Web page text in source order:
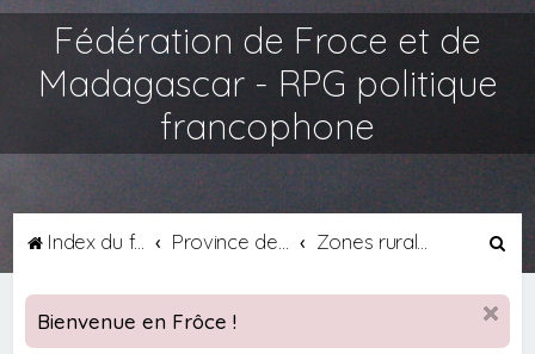
Fédération de Froce et de
Madagascar - RPG politique
francophone
Index du forum
c
h
Bienvenue en Frôce !